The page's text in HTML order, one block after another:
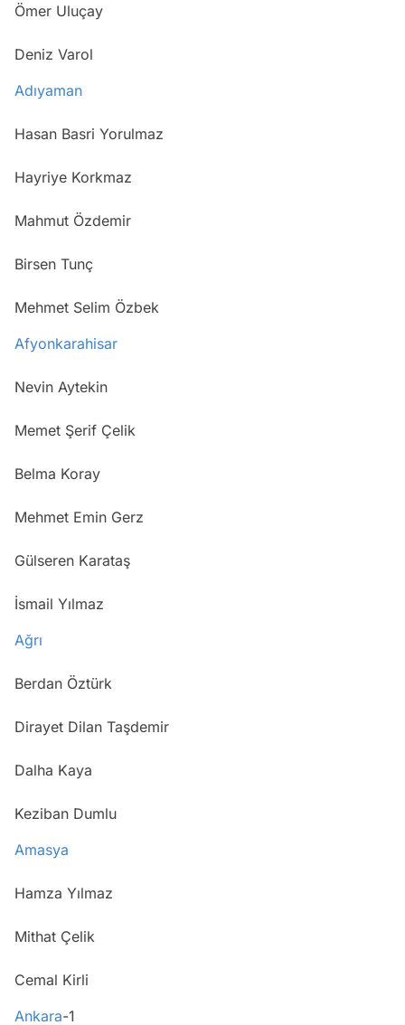
Ömer Uluçay
Deniz Varol
Adıyaman
Hasan Basri Yorulmaz
Hayriye Korkmaz
Mahmut Özdemir
Birsen Tunç
Mehmet Selim Özbek
Afyonkarahisar
Nevin Aytekin
Memet Şerif Çelik
Belma Koray
Mehmet Emin Gerz
Gülseren Karataş
İsmail Yılmaz
Ağrı
Berdan Öztürk
Dirayet Dilan Taşdemir
Dalha Kaya
Keziban Dumlu
Amasya
Hamza Yılmaz
Mithat Çelik
Cemal Kirli
Ankara-1